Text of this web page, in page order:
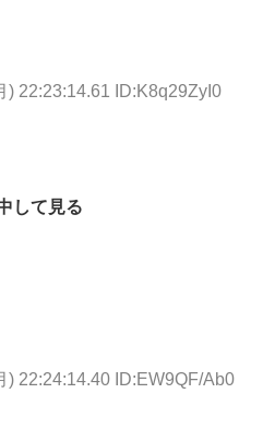
) 22:23:14.61 ID:K8q29ZyI0
して見る
) 22:24:14.40 ID:EW9QF/Ab0